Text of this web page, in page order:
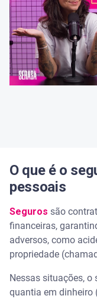
O que é o
pessoais
Seguros são
financeiras,
adversos, como
propriedade
Nessas situações, o
quantia em dinheiro